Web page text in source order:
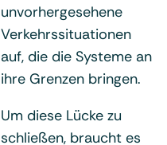
unvorhergesehene
Verkehrssituationen
auf, die die Systeme an
ihre Grenzen bringen.
Um diese Lücke zu
schließen, braucht es